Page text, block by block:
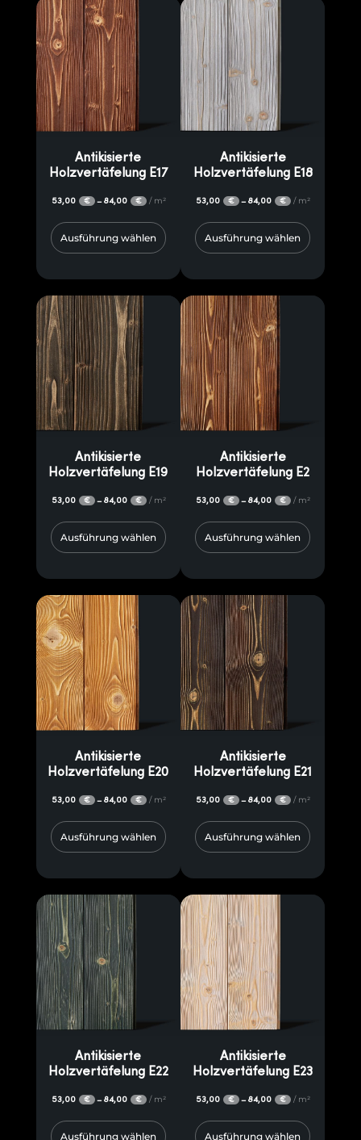
Antikisierte
Holzvertäfelung E17
53,00 € – 84,00 € / m²
Ausführung wählen
Antikisierte
Holzvertäfelung E18
53,00 € – 84,00 € / m²
Ausführung wählen
Antikisierte
Holzvertäfelung E19
53,00 € – 84,00 € / m²
Ausführung wählen
Antikisierte
Holzvertäfelung E2
53,00 € – 84,00 € / m²
Ausführung wählen
Antikisierte
Holzvertäfelung E20
53,00 € – 84,00 € / m²
Ausführung wählen
Antikisierte
Holzvertäfelung E21
53,00 € – 84,00 € / m²
Ausführung wählen
Antikisierte
Holzvertäfelung E22
53,00 € – 84,00 € / m²
Ausführung wählen
Antikisierte
Holzvertäfelung E23
53,00 € – 84,00 € / m²
Ausführung wählen